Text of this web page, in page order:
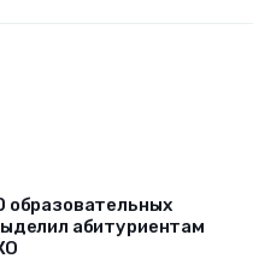
образовательных
абитуриентам